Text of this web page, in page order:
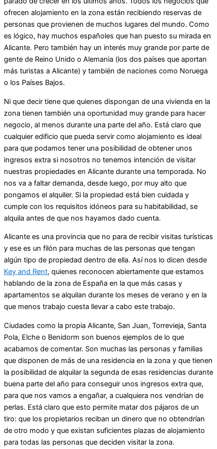
ofrecen alojamiento en la zona están recibiendo reservas de
personas que provienen de muchos lugares del mundo. Como
es lógico, hay muchos españoles que han puesto su mirada en
Alicante. Pero también hay un interés muy grande por parte de
gente de Reino Unido o Alemania (los dos países que aportan
más turistas a Alicante) y también de naciones como Noruega
o los Países Bajos.
Ni que decir tiene que quienes dispongan de una vivienda en la
zona tienen también una oportunidad muy grande para hacer
negocio, al menos durante una parte del año. Está claro que
cualquier edificio que pueda servir como alojamiento es ideal
para que podamos tener una posibilidad de obtener unos
ingresos extra si nosotros no tenemos intención de visitar
nuestras propiedades en Alicante durante una temporada. No
nos va a faltar demanda, desde luego, por muy alto que
pongamos el alquiler. Si la propiedad está bien cuidada y
cumple con los requisitos idóneos para su habitabilidad, se
alquila antes de que nos hayamos dado cuenta.
Alicante es una provincia que no para de recibir visitas turísticas
y ese es un filón para muchas de las personas que tengan
algún tipo de propiedad dentro de ella. Así nos lo dicen desde
Key and Rent, quienes reconocen abiertamente que estamos
hablando de la zona de España en la que más casas y
apartamentos se alquilan durante los meses de verano y en la
que menos trabajo cuesta llevar a cabo este trabajo.
Ciudades como la propia Alicante, San Juan, Torrevieja, Santa
Pola, Elche o Benidorm son buenos ejemplos de lo que
acabamos de comentar. Son muchas las personas y familias
que disponen de más de una residencia en la zona y que tienen
la posibilidad de alquilar la segunda de esas residencias durante
buena parte del año para conseguir unos ingresos extra que,
para que nos vamos a engañar, a cualquiera nos vendrían de
perlas. Está claro que esto permite matar dos pájaros de un
tiro: que los propietarios reciban un dinero que no obtendrían
de otro modo y que existan suficientes plazas de alojamiento
para todas las personas que deciden visitar la zona.